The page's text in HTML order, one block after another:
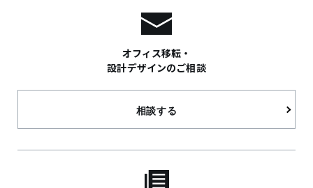
オフィス移転・
設計デザインのご相談
相談する